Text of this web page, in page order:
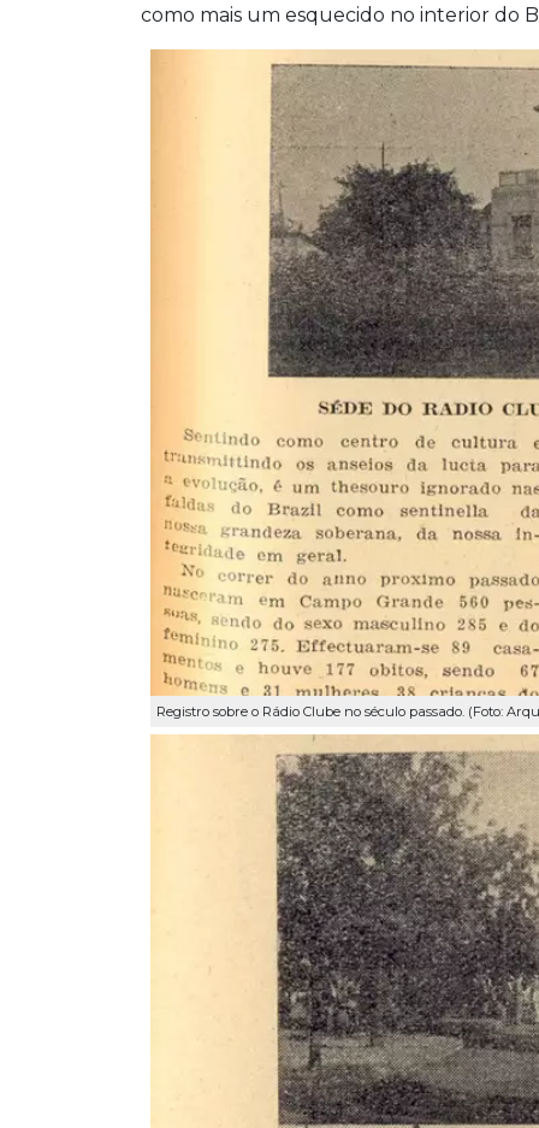
como mais um esquecido no interior do
Registro sobre o Rádio Clube no século passado. (Foto: